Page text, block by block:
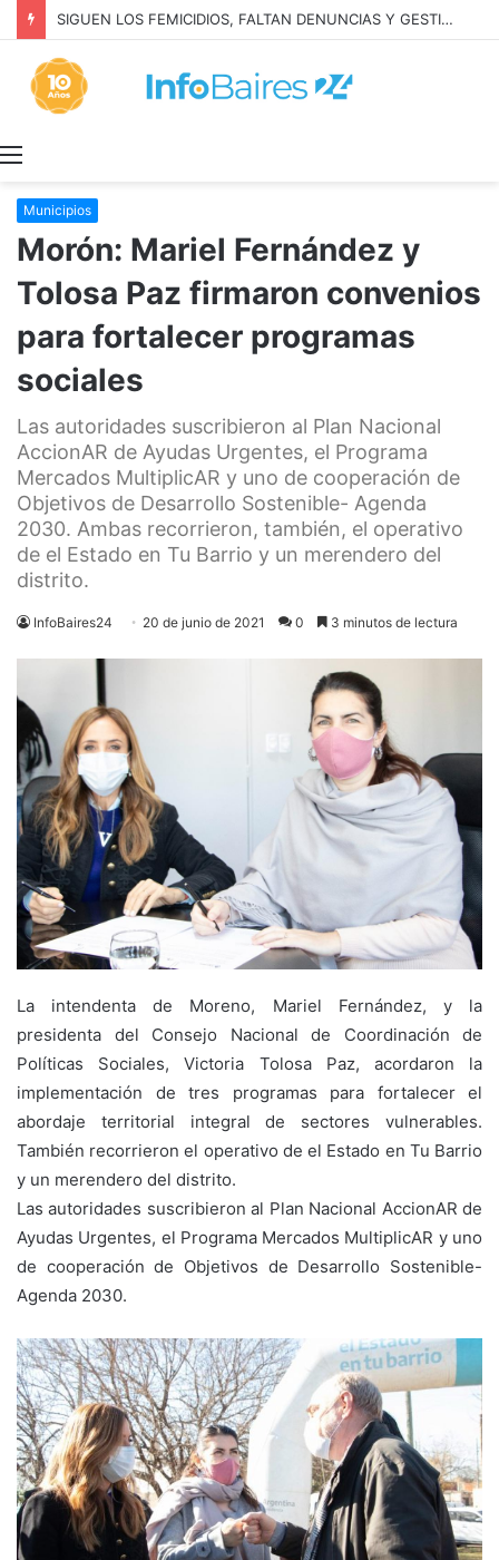
SIGUEN LOS FEMICIDIOS, FALTAN DENUNCIAS Y GESTION: MILEI NIEGA LA REALIDAD
Municipios
Morón: Mariel Fernández y
Tolosa Paz firmaron convenios
para fortalecer programas
sociales
Las autoridades suscribieron al Plan Nacional
AccionAR de Ayudas Urgentes, el Programa
Mercados MultiplicAR y uno de cooperación de
Objetivos de Desarrollo Sostenible- Agenda
2030. Ambas recorrieron, también, el operativo
de el Estado en Tu Barrio y un merendero del
distrito.
InfoBaires24 20 de junio de 2021 0 3 minutos de lectura
La intendenta de Moreno, Mariel Fernández, y la
presidenta del Consejo Nacional de Coordinación de
Políticas Sociales, Victoria Tolosa Paz, acordaron la
implementación de tres programas para fortalecer el
abordaje territorial integral de sectores vulnerables.
También recorrieron el operativo de el Estado en Tu Barrio
y un merendero del distrito.
Las autoridades suscribieron al Plan Nacional AccionAR de
Ayudas Urgentes, el Programa Mercados MultiplicAR y uno
de cooperación de Objetivos de Desarrollo Sostenible-
Agenda 2030.